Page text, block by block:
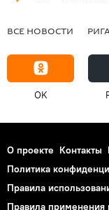
ВСЕ НОВОСТИ
OK
О проекте Контакты
Политика
Правила
Правила применения